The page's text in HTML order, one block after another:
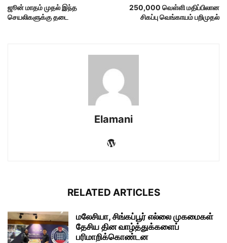
ஜூன் மாதம் முதல் இந்த
செயலிகளுக்கு தடை
250,000 வெள்ளி மதிப்பிலான
சிகப்பு வெங்காயம் பறிமுதல்
Elamani
RELATED ARTICLES
மலேசியா, சிங்கப்பூர் எல்லை முகமைகள்
தேசிய தின வாழ்த்துக்களைப்
பரிமாறிக்கொண்டன